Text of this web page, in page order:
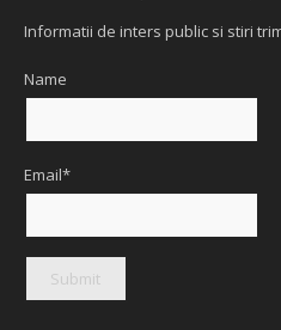
Informatii de inters public si stiri
Name
Email*